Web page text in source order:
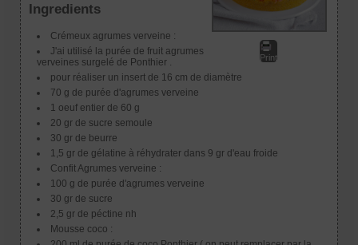
Print
Ingredients
Crémeux agrumes verveine :
J'ai utilisé la purée de fruit agrumes
verveines surgelé de Ponthier .
pour réaliser un insert de 16 cm de diamètre
70 g de purée d'agrumes verveine
1 oeuf entier de 60 g
20 gr de sucre semoule
30 gr de beurre
1,5 gr de gélatine à réhydrater dans 9 gr d'eau froide
Confit Agrumes verveine :
100 g de purée d'agrumes verveine
30 gr de sucre
2,5 gr de péctine nh
Mousse coco :